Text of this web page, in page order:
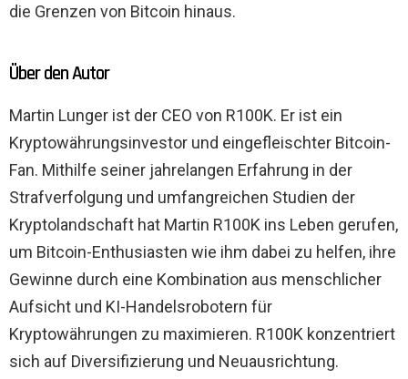
die Grenzen von Bitcoin hinaus.
Über den Autor
Martin Lunger ist der CEO von R100K. Er ist ein
Kryptowährungsinvestor und eingefleischter Bitcoin-
Fan. Mithilfe seiner jahrelangen Erfahrung in der
Strafverfolgung und umfangreichen Studien der
Kryptolandschaft hat Martin R100K ins Leben gerufen,
um Bitcoin-Enthusiasten wie ihm dabei zu helfen, ihre
Gewinne durch eine Kombination aus menschlicher
Aufsicht und KI-Handelsrobotern für
Kryptowährungen zu maximieren. R100K konzentriert
sich auf Diversifizierung und Neuausrichtung.